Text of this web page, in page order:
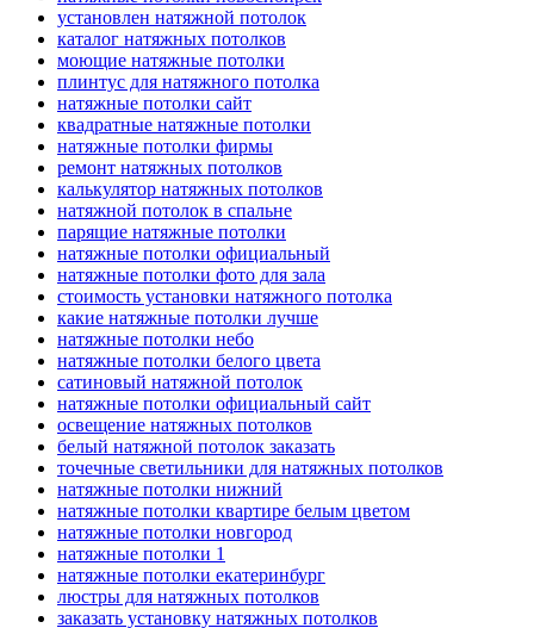
установлен натяжной потолок
каталог натяжных потолков
моющие натяжные потолки
плинтус для натяжного потолка
натяжные потолки сайт
квадратные натяжные потолки
натяжные потолки фирмы
ремонт натяжных потолков
калькулятор натяжных потолков
натяжной потолок в спальне
парящие натяжные потолки
натяжные потолки официальный
натяжные потолки фото для зала
стоимость установки натяжного потолка
какие натяжные потолки лучше
натяжные потолки небо
натяжные потолки белого цвета
сатиновый натяжной потолок
натяжные потолки официальный сайт
освещение натяжных потолков
белый натяжной потолок заказать
точечные светильники для натяжных потолков
натяжные потолки нижний
натяжные потолки квартире белым цветом
натяжные потолки новгород
натяжные потолки 1
натяжные потолки екатеринбург
люстры для натяжных потолков
заказать установку натяжных потолков